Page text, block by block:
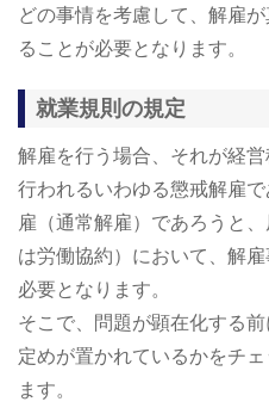
どの事情を考慮して、解雇
ることが必要となります。
就業規則の規定
解雇を行う場合、それが経
行われるいわゆる懲戒解雇
雇（通常解雇）であろうと
は労働協約）において、解
必要となります。
そこで、問題が顕在化する
定めが置かれているかをチ
ます。